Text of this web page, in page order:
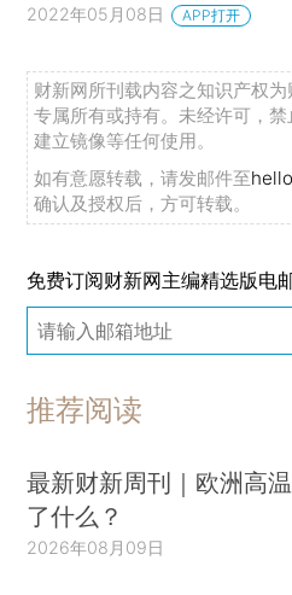
2022年05月08日 APP打开
财新网所刊载内容之知识产权
专属所有或持有。未经许可，
建立镜像等任何使用。
如有意愿转载，请发邮件至
确认及授权后，方可转载。
免费订阅财新网主编精选版电
推荐阅读
最新财新周刊｜欧洲高
了什么？
2026年08月09日